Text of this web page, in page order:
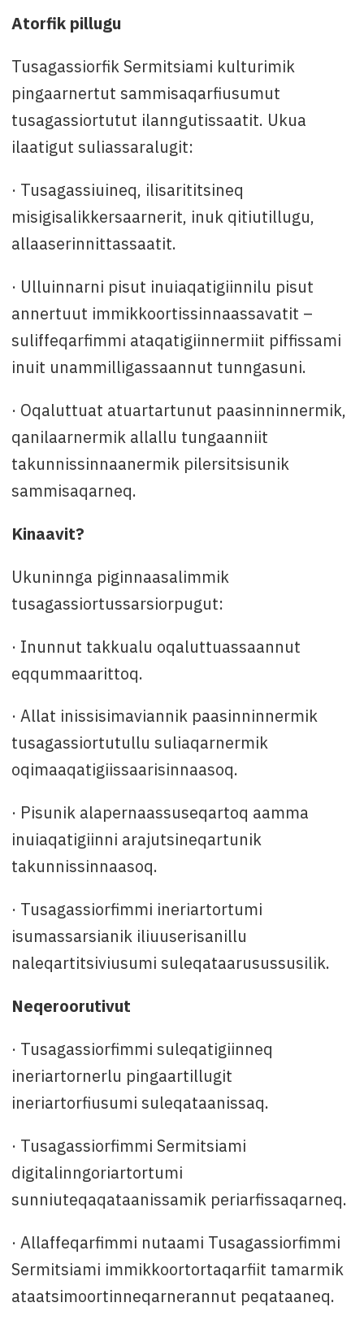
Atorfik pillugu
Tusagassiorfik Sermitsiami kulturimik
pingaarnertut sammisaqarfiusumut
tusagassiortutut ilanngutissaatit. Ukua
ilaatigut suliassaralugit:
· Tusagassiuineq, ilisarititsineq
misigisalikkersaarnerit, inuk qitiutillugu,
allaaserinnittassaatit.
· Ulluinnarni pisut inuiaqatigiinnilu pisut
annertuut immikkoortissinnaassavatit –
suliffeqarfimmi ataqatigiinnermiit piffissami
inuit unammilligassaannut tunngasuni.
· Oqaluttuat atuartartunut paasinninnermik,
qanilaarnermik allallu tungaanniit
takunnissinnaanermik pilersitsisunik
sammisaqarneq.
Kinaavit?
Ukuninnga piginnaasalimmik
tusagassiortussarsiorpugut:
· Inunnut takkualu oqaluttuassaannut
eqqummaarittoq.
· Allat inissisimaviannik paasinninnermik
tusagassiortutullu suliaqarnermik
oqimaaqatigiissaarisinnaasoq.
· Pisunik alapernaassuseqartoq aamma
inuiaqatigiinni arajutsineqartunik
takunnissinnaasoq.
· Tusagassiorfimmi ineriartortumi
isumassarsianik iliuuserisanillu
naleqartitsiviusumi suleqataarusussusilik.
Neqeroorutivut
· Tusagassiorfimmi suleqatigiinneq
ineriartornerlu pingaartillugit
ineriartorfiusumi suleqataanissaq.
· Tusagassiorfimmi Sermitsiami
digitalinngoriartortumi
sunniuteqaqataanissamik periarfissaqarneq.
· Allaffeqarfimmi nutaami Tusagassiorfimmi
Sermitsiami immikkoortortaqarfiit tamarmik
ataatsimoortinneqarnerannut peqataaneq.